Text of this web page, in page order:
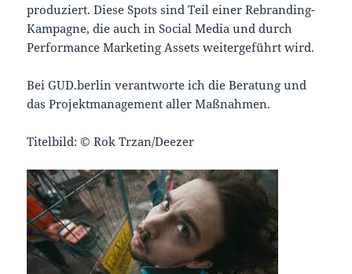
produziert. Diese Spots sind Teil einer Rebranding-
Kampagne, die auch in Social Media und durch
Performance Marketing Assets weitergeführt wird.
Bei GUD.berlin verantworte ich die Beratung und
das Projektmanagement aller Maßnahmen.
Titelbild: © Rok Trzan/Deezer